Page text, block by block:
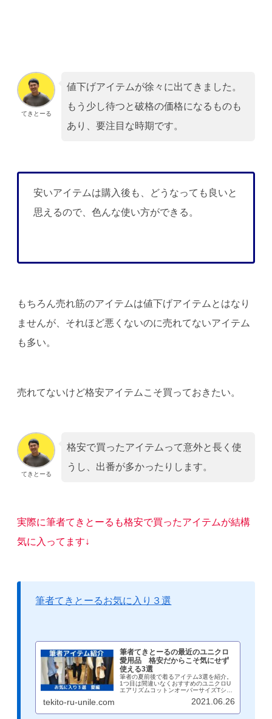
てきとーる
値下げアイテムが徐々に出てきました。
もう少し待つと破格の価格になるものも
あり、要注目な時期です。
安いアイテムは購入後も、どうなっても良いと
思えるので、色んな使い方ができる。
もちろん売れ筋のアイテムは値下げアイテムとはなり
ませんが、それほど悪くないのに売れてないアイテム
も多い。
売れてないけど格安アイテムこそ買っておきたい。
てきとーる
格安で買ったアイテムって意外と長く使
うし、出番が多かったりします。
実際に筆者てきとーるも格安で買ったアイテムが結構
気に入ってます↓
筆者てきとーるお気に入り３選
筆者てきとーるの最近のユニクロ
愛用品 格安だからこそ気にせず
使える3選
筆者の夏前後で着るアイテム3選を紹介。
1つ目は間違いなくおすすめのユニクロU
エアリズムコットンオーバーサイズTシャ
以下で購入できる気を使わないパンツとシ
tekito-ru-unile.com 2021.06.26